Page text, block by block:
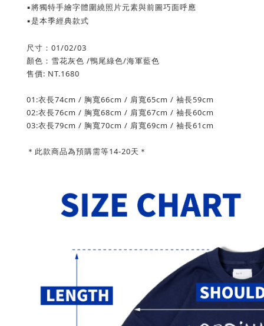
▪將獨特手繪字體圍繞照片元素與前圖巧面呼應
▪是本季經典款式
尺寸：01/02/03
顏色：雪花灰色 /鴨尾綠色/海軍藍色
售價: NT.1680
01:衣長74cm / 胸寬66cm / 肩寬65cm / 袖長59cm
02:衣長76cm / 胸寬68cm / 肩寬67cm / 袖長60cm
03:衣長79cm / 胸寬70cm / 肩寬69cm / 袖長61cm
＊此款商品為預購需等14-20天＊